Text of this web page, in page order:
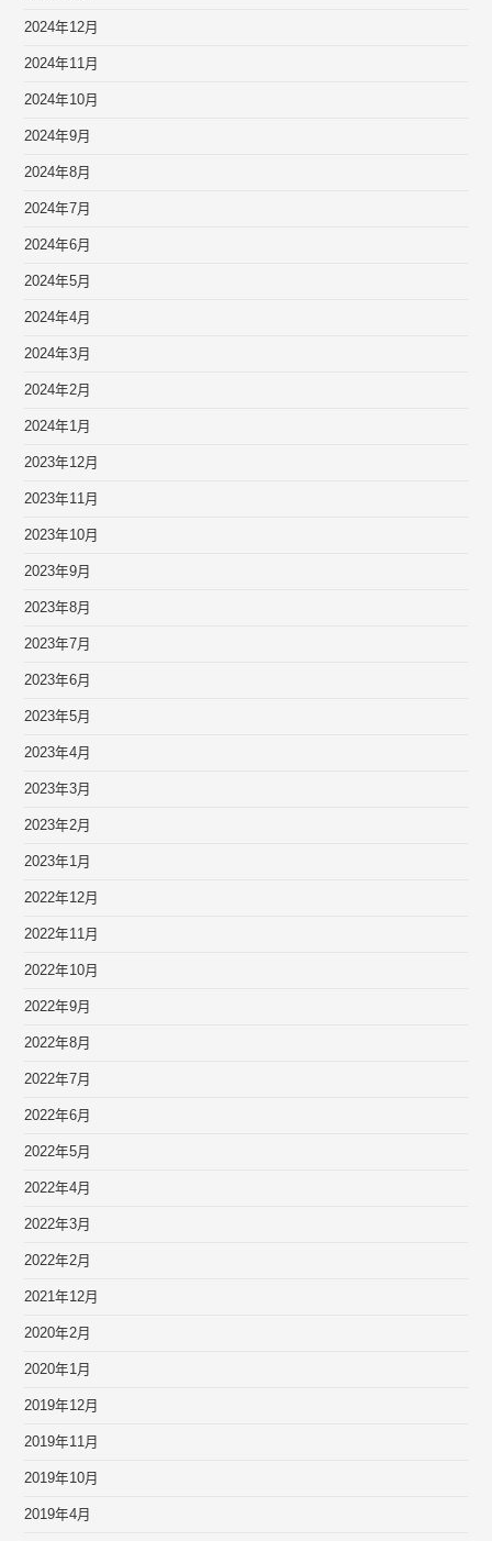
2024年12月
2024年11月
2024年10月
2024年9月
2024年8月
2024年7月
2024年6月
2024年5月
2024年4月
2024年3月
2024年2月
2024年1月
2023年12月
2023年11月
2023年10月
2023年9月
2023年8月
2023年7月
2023年6月
2023年5月
2023年4月
2023年3月
2023年2月
2023年1月
2022年12月
2022年11月
2022年10月
2022年9月
2022年8月
2022年7月
2022年6月
2022年5月
2022年4月
2022年3月
2022年2月
2021年12月
2020年2月
2020年1月
2019年12月
2019年11月
2019年10月
2019年4月